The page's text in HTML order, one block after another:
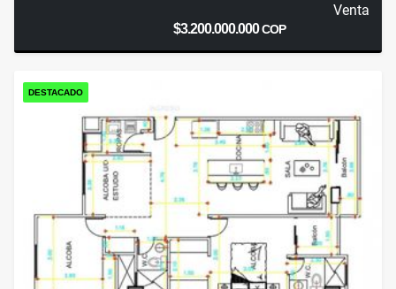
Venta
$3.200.000.000COP
DESTACADO